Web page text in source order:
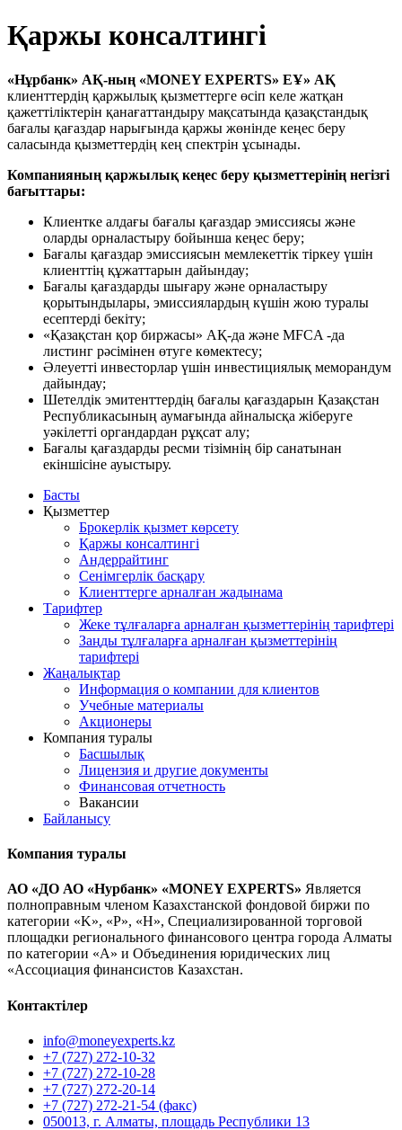
Қаржы консалтингі
«Нұрбанк» АҚ-ның «MONEY EXPERTS» ЕҰ» АҚ
клиенттердің қаржылық қызметтерге өсіп келе жатқан
қажеттіліктерін қанағаттандыру мақсатында қазақстандық
бағалы қағаздар нарығында қаржы жөнінде кеңес беру
саласында қызметтердің кең спектрін ұсынады.
Компанияның қаржылық кеңес беру қызметтерінің негізгі
бағыттары:
Клиентке алдағы бағалы қағаздар эмиссиясы және
оларды орналастыру бойынша кеңес беру;
Бағалы қағаздар эмиссиясын мемлекеттік тіркеу үшін
клиенттің құжаттарын дайындау;
Бағалы қағаздарды шығару және орналастыру
қорытындылары, эмиссиялардың күшін жою туралы
есептерді бекіту;
«Қазақстан қор биржасы» АҚ-да және MFCA -да
листинг рәсімінен өтуге көмектесу;
Әлеуетті инвесторлар үшін инвестициялық меморандум
дайындау;
Шетелдік эмитенттердің бағалы қағаздарын Қазақстан
Республикасының аумағында айналысқа жіберуге
уәкілетті органдардан рұқсат алу;
Бағалы қағаздарды ресми тізімнің бір санатынан
екіншісіне ауыстыру.
Басты
Қызметтер
Брокерлік қызмет көрсету
Қаржы консалтингі
Андеррайтинг
Сенімгерлік басқару
Клиенттерге арналған жадынама
Тарифтер
Жеке тұлғаларға арналған қызметтерінің тарифтері
Заңды тұлғаларға арналған қызметтерінің
тарифтері
Жаңалықтар
Информация о компании для клиентов
Учебные материалы
Акционеры
Компания туралы
Басшылық
Лицензия и другие документы
Финансовая отчетность
Вакансии
Байланысу
Компания туралы
АО «ДО АО «Нурбанк» «MONEY EXPERTS» Является
полноправным членом Казахстанской фондовой биржи по
категории «K», «P», «H», Специализированной торговой
площадки регионального финансового центра города Алматы
по категории «А» и Объединения юридических лиц
«Ассоциация финансистов Казахстан.
Контактілер
info@moneyexperts.kz
+7 (727) 272-10-32
+7 (727) 272-10-28
+7 (727) 272-20-14
+7 (727) 272-21-54 (факс)
050013, г. Алматы, площадь Республики 13